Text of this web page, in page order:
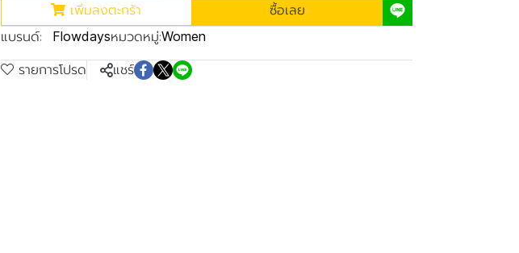
เพิ่มลงตะกร้า
ซื้อเลย
แบรนด์:
Flowdaysหมวดหมู่:Women
รายการโปรด แชร์